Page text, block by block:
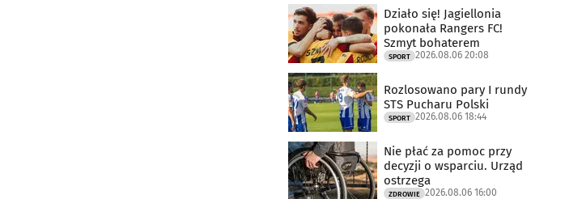
Działo się! Jagiellonia
pokonała Rangers FC!
Szmyt bohaterem
SPORT 2026.08.06 20:08
Rozlosowano pary I rundy
STS Pucharu Polski
SPORT 2026.08.06 18:44
Nie płać za pomoc przy
decyzji o wsparciu. Urząd
ostrzega
ZDROWIE 2026.08.06 16:00